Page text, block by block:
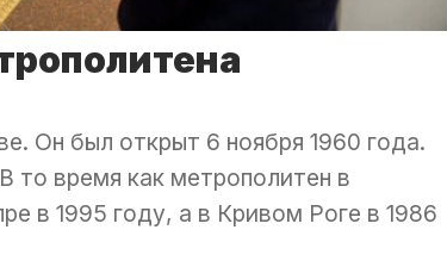
Он был открыт 6 ноября 1960 года.
то время как метрополитен в
в 1995 году, а в Кривом Роге в 1986